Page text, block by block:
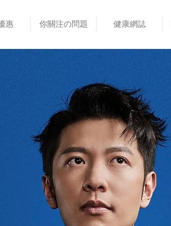
惠 你關注の問題 健康網誌